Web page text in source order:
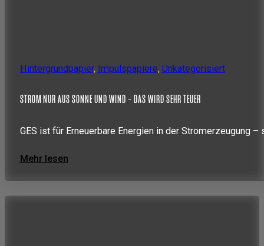
Hintergrundpapier, Impulspapiere, Unkategorisiert
STROM NUR AUS SONNE UND WIND – DAS WIRD SEHR TEUER
GES ist für Erneuerbare Energien in der Stromerzeugung
Mehr lesen